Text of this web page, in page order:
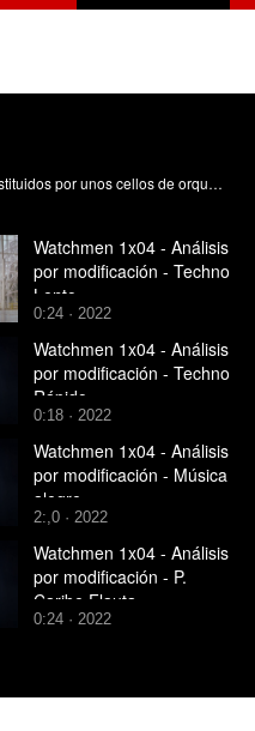
Fragmento de la temporada 1, capítulo 4, de la serie Watchmen con la música modificada con unos sintetizadores (loop MIDI) sustituidos por unos cellos de orquesta, en un tempo normal. Subido para realizar su análisis en la asignatura de Análisis avanzado de recursos narrativos sonoros (MPD)
Watchmen 1x04 - Análisis
por modificación - Techno
Lento
0:24 · 2022
Watchmen 1x04 - Análisis
por modificación - Techno
Rápido
0:18 · 2022
Watchmen 1x04 - Análisis
por modificación - Música
alegre
2:,0 · 2022
Watchmen 1x04 - Análisis
por modificación - P.
Caribe Flauta
0:24 · 2022